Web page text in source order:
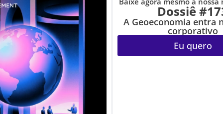
Dossiê
A Geoeconomia entra
corporativo
Eu quero